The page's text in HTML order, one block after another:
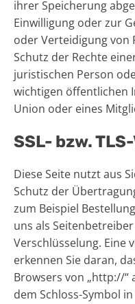
ihrer Speicherung
Einwilligung oder zur
oder Verteidigung von
Schutz der Rechte
juristischen Person
wichtigen öffentlichen
Union oder eines
SSL- bzw.
Diese Seite nutzt aus
Schutz der
zum Beispiel
uns als Seitenbetreiber
Verschlüsselung. Eine
erkennen Sie daran,
Browsers von „http://“
dem Schloss-Symbol